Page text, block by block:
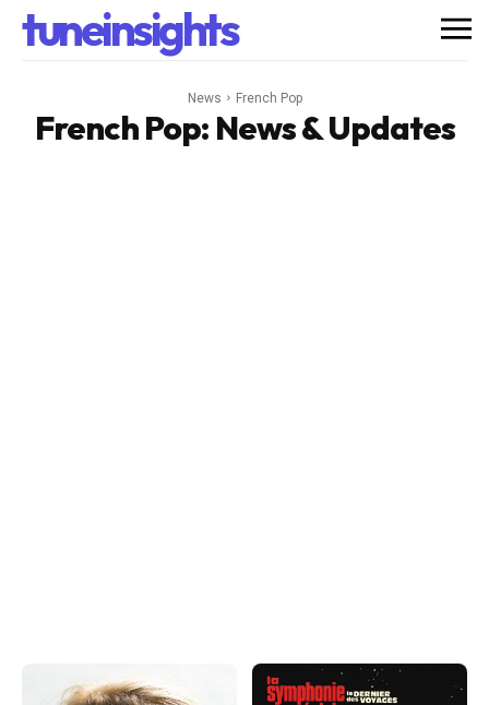
tuneinsights
News French Pop
French Pop: News & Updates